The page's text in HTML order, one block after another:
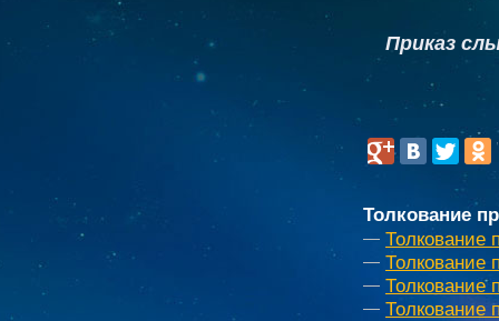
Приказ
Толкование
Толкование
Толкование
Толкование
Толкование